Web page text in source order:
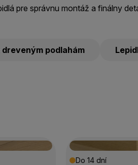
pre správnu montáž a finálny
dreveným podlahám
Do 14 dní